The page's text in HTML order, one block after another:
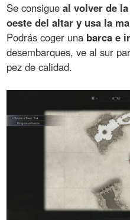
Se consigueal volver de
oeste del altar y usa la
Podrás coger una barca e
desembarques, ve al sur
pez de calidad.